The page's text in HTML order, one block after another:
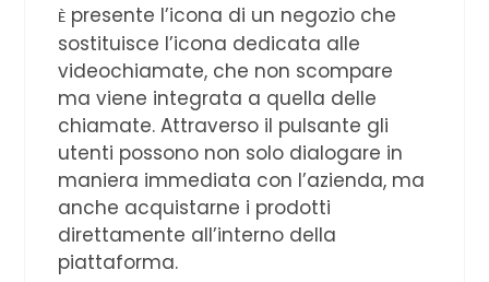
È presente l’icona di un negozio che
sostituisce l’icona dedicata alle
videochiamate, che non scompare
ma viene integrata a quella delle
chiamate. Attraverso il pulsante gli
utenti possono non solo dialogare in
maniera immediata con l’azienda, ma
anche acquistarne i prodotti
direttamente all’interno della
piattaforma.